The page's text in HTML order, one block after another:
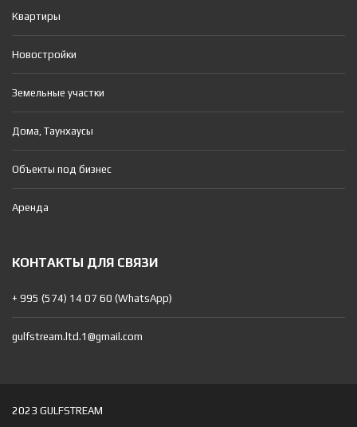
Квартиры
Новостройки
Земельные участки
Дома, Таунхаусы
Объекты под бизнес
Аренда
КОНТАКТЫ ДЛЯ СВЯЗИ
+ 995 (574) 14 07 60 (WhatsApp)
gulfstream.ltd.1@gmail.com
2023 GULFSTREAM